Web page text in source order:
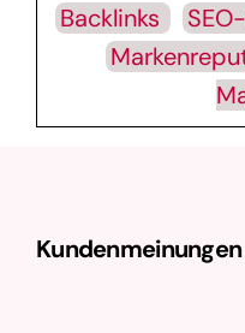
Backlinks
Kundenmeinungen